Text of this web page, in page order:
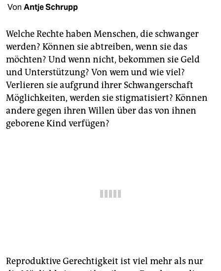
fragen & hilfe
unterstützen
abo
genossenschaft
epaper login
Von Antje Schrupp
Welche Rechte haben Menschen, die schwanger
werden? Können sie abtreiben, wenn sie das
möchten? Und wenn nicht, bekommen sie Geld
und Unterstützung? Von wem und wie viel?
Verlieren sie aufgrund ihrer Schwangerschaft
Möglichkeiten, werden sie stigmatisiert? Können
andere gegen ihren Willen über das von ihnen
geborene Kind verfügen?
Reproduktive Gerechtigkeit ist viel mehr als nur